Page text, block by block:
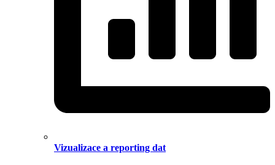
Vizualizace a reporting dat